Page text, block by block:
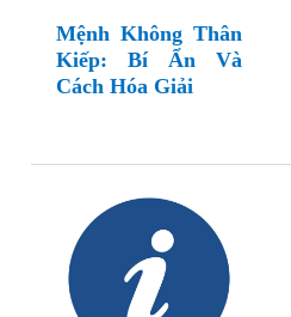
Mệnh Không Thân
Kiếp: Bí Ẩn Và
Cách Hóa Giải